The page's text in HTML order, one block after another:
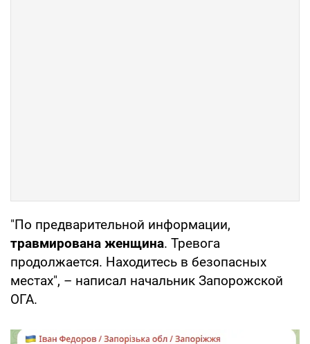
"По предварительной информации,
травмирована женщина. Тревога
продолжается. Находитесь в безопасных
местах", – написал начальник Запорожской
ОГА.